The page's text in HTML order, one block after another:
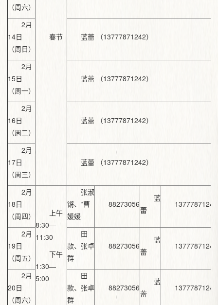
春节
（周六）
2月
14日
（周日）
蓝蕾 （13777871242）
2月
15日
（周一）
蓝蕾 （13777871242）
2月
16日
（周二）
蓝蕾 （13777871242）
2月
17日
（周三）
蓝蕾 （13777871242）
2月
18日
（周四）
上午
8:30—
11:30
下午
1:30—
5:00
张淑
锵、*曹
媛媛
88273056
蓝
蕾
13777871242
2月
19日
（周五）
田
款、张卓
群
88273056
蓝
蕾
13777871242
2月
20日
（周六）
田
款、张卓
群
88273056
蓝
蕾
13777871242